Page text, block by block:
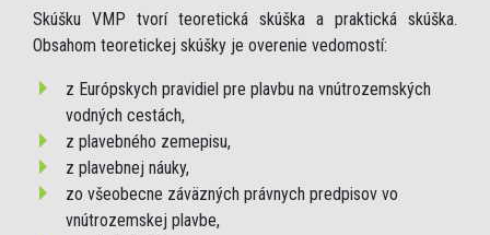
Skúšku VMP tvorí teoretická skúška a praktická skúška.
Obsahom teoretickej skúšky je overenie vedomostí:
z Európskych pravidiel pre plavbu na vnútrozemských
vodných cestách,
z plavebného zemepisu,
z plavebnej náuky,
zo všeobecne záväzných právnych predpisov vo
vnútrozemskej plavbe,